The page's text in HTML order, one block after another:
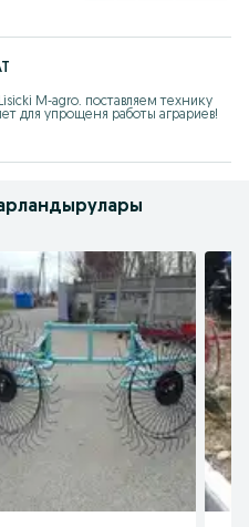
M-agro. поставляем технику
для упрощеня работы аграриев!